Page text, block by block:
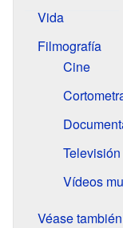
Vida
Filmografía
Cine
Televisión
Vídeos
Véase también